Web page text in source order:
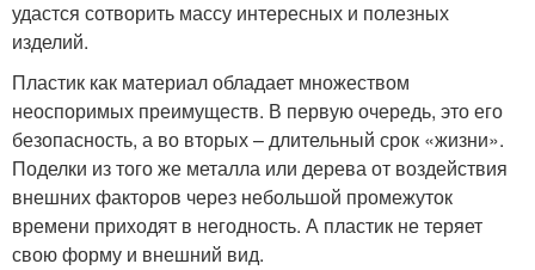
удастся сотворить массу интересных и полезных
изделий.
Пластик как материал обладает множеством
неоспоримых преимуществ. В первую очередь, это его
безопасность, а во вторых – длительный срок «жизни».
Поделки из того же металла или дерева от воздействия
внешних факторов через небольшой промежуток
времени приходят в негодность. А пластик не теряет
свою форму и внешний вид.